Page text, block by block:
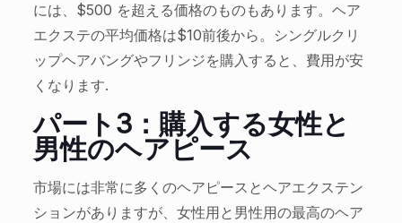
には、$500 を超える価格のものもあります。ヘア
エクステの平均価格は$10前後から。シングルクリ
ップヘアバングやフリンジを購入すると、費用が安
くなります.
パート3：購入する女性と
男性のヘアピース
市場には非常に多くのヘアピースとヘアエクステン
ションがありますが、女性用と男性用の最高のヘア